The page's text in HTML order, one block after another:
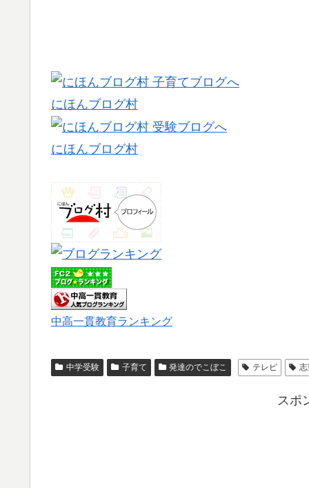
にほんブログ村
にほんブログ村
中高一貫教育ランキング
中学受験 子育て 発達のでこぼこ テレビ
スポ